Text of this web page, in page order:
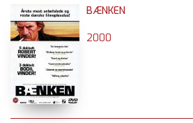
BÆNKEN
2000